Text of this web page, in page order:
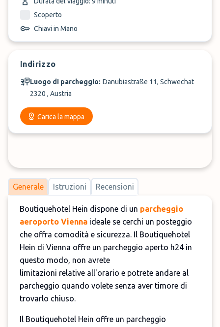
Scoperto
Chiavi in Mano
Indirizzo
Luogo di parcheggio: Danubiastraße 11, Schwechat
2320 , Austria
Carica la mappa
Generale Istruzioni Recensioni
Boutiquehotel Hein dispone di un parcheggio
aeroporto Vienna ideale se cerchi un posteggio
che offra comodità e sicurezza. Il Boutiquehotel
Hein di Vienna offre un parcheggio aperto h24 in
questo modo, non avrete
limitazioni relative all'orario e potrete andare al
parcheggio quando volete senza aver timore di
trovarlo chiuso.
Il Boutiquehotel Hein offre un parcheggio